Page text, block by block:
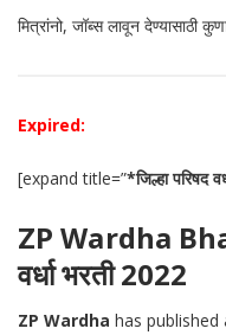
मित्रांनो, जॉब्स लावून देण्यासाठी
Expired:
[expand title=”*जिल्हा परिषद
ZP Wardha
वर्धा भरती 2022
ZP Wardha has